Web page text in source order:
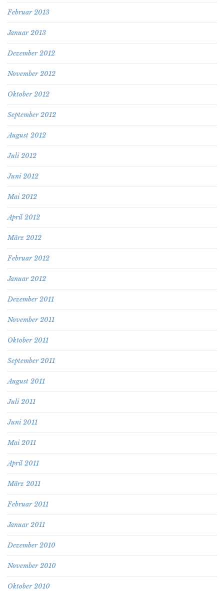
Februar 2013
Januar 2013
Dezember 2012
November 2012
Oktober 2012
September 2012
August 2012
Juli 2012
Juni 2012
Mai 2012
April 2012
März 2012
Februar 2012
Januar 2012
Dezember 2011
November 2011
Oktober 2011
September 2011
August 2011
Juli 2011
Juni 2011
Mai 2011
April 2011
März 2011
Februar 2011
Januar 2011
Dezember 2010
November 2010
Oktober 2010